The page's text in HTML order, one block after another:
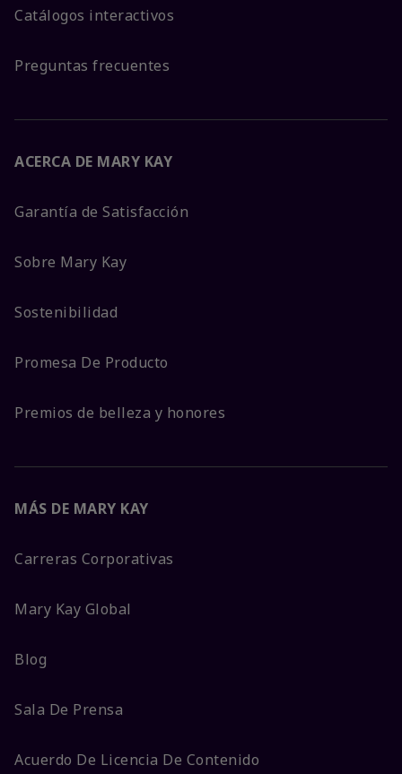
Catálogos interactivos
Preguntas frecuentes
ACERCA DE MARY KAY
Garantía de Satisfacción
Sobre Mary Kay
Sostenibilidad
Promesa De Producto
Premios de belleza y honores
MÁS DE MARY KAY
Carreras Corporativas
Mary Kay Global
Blog
Sala De Prensa
Acuerdo De Licencia De Contenido